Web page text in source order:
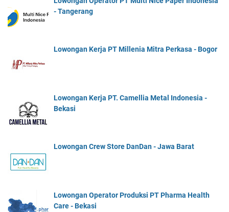
- Tangerang
Lowongan Kerja PT Millenia Mitra Perkasa - Bogor
Lowongan Kerja PT. Camellia Metal Indonesia -
Bekasi
Lowongan Crew Store DanDan - Jawa Barat
Lowongan Operator Produksi PT Pharma Health
Care - Bekasi